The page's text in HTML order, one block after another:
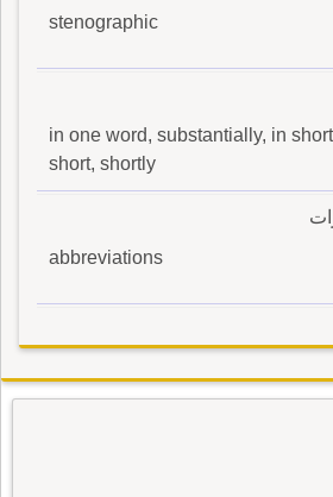
stenographic
in one word, substantially, in
short, shortly
abbreviations